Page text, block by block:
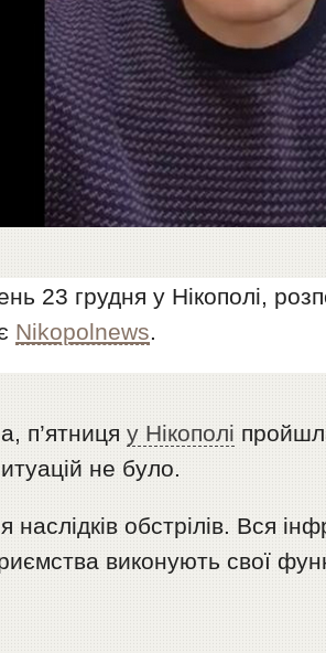
23 грудня у Нікополі,
Nikopolnews.
п’ятницяу Нікополі
не було.
наслідків обстрілів. Вся
виконують свої